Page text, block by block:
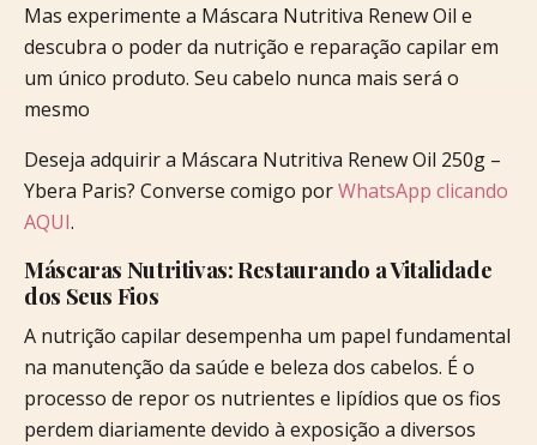
Mas experimente a Máscara Nutritiva Renew Oil e
descubra o poder da nutrição e reparação capilar em
um único produto. Seu cabelo nunca mais será o
mesmo
Deseja adquirir a Máscara Nutritiva Renew Oil 250g –
Ybera Paris? Converse comigo porWhatsApp clicando
AQUI.
Máscaras Nutritivas: Restaurando a Vitalidade
dos Seus Fios
A nutrição capilar desempenha um papel fundamental
na manutenção da saúde e beleza dos cabelos. É o
processo de repor os nutrientes e lipídios que os fios
perdem diariamente devido à exposição a diversos